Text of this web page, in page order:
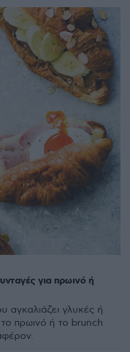
για πρωινό ή
αγκαλιάζει γλυκές ή
το πρωινό ή το brunch